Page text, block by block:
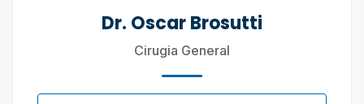
Dr. Oscar Brosutti
Cirugia General